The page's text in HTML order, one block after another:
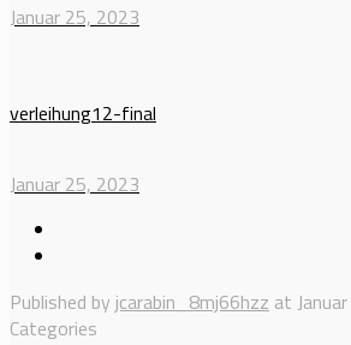
Januar 25, 2023
verleihung12-final
Januar 25, 2023
Published by jcarabin_8mj66hzz at
Categories